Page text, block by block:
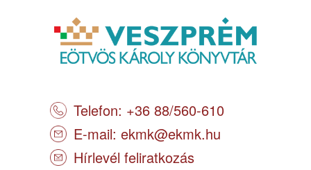
Telefon: +36 88/560-610
E-mail: ekmk@ekmk.hu
Hírlevél feliratkozás